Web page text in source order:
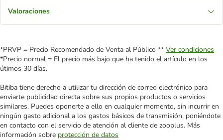
Valoraciones
*PRVP = Precio Recomendado de Venta al Público ** Ver condiciones
*Precio normal = El precio más bajo que ha tenido el artículo en los
útimos 30 días.
Bitiba tiene derecho a utilizar tu dirección de correo electrónico para
enviarte publicidad directa sobre sus propios productos o servicios
similares. Puedes oponerte a ello en cualquier momento, sin incurrir en
ningún gasto adicional a los gastos básicos de transmisión, poniéndote
en contacto con el servicio de atención al cliente de zooplus. Más
información sobre protección de datos